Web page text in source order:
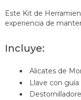
Este Kit de
experiencia de
Incluye:
Alicates de
Llave con guía